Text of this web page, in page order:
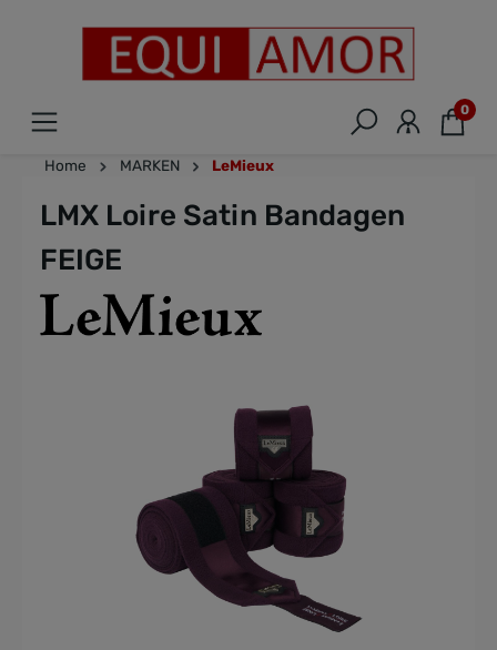
0
Home MARKEN LeMieux
LMX Loire Satin Bandagen
FEIGE